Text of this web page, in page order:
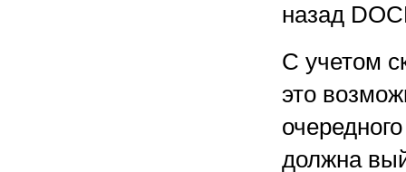
назад
С учетом
это
должна